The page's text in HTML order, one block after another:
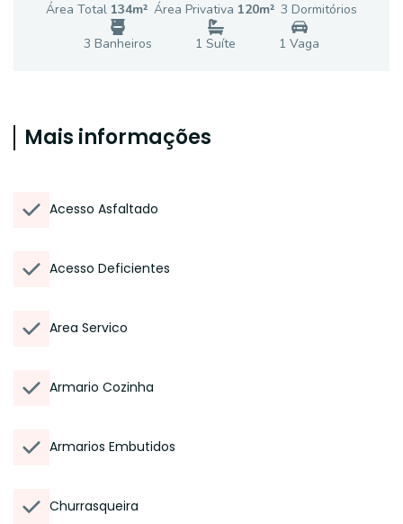
Área Total 134m² Área Privativa 120m² 3 Dormitórios
3 Banheiros 1 Suíte 1 Vaga
Mais informações
Acesso Asfaltado
Acesso Deficientes
Area Servico
Armario Cozinha
Armarios Embutidos
Churrasqueira